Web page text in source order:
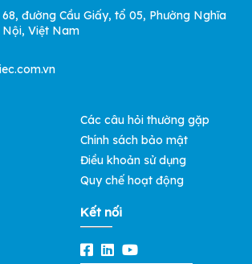
đường Cầu Giấy, tổ 05, Phường Nghĩa
Việt Nam
Các câu hỏi thường gặp
Chính sách bảo mật
Điều khoản sử dụng
Quy chế hoạt động
Kết nối